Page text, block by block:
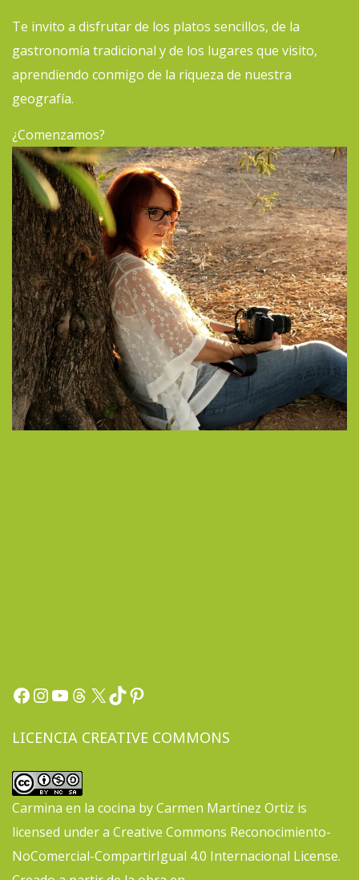
Te invito a disfrutar de los platos sencillos, de la
gastronomía tradicional y de los lugares que visito,
aprendiendo conmigo de la riqueza de nuestra
geografía.
¿Comenzamos?
Facebook
Instagram
YouTube
Threads
X TikTok
Pinterest
LICENCIA CREATIVE COMMONS
Carmina en la cocina byCarmen Martínez Ortiz is
licensed under a Creative Commons Reconocimiento-
NoComercial-CompartirIgual 4.0 Internacional License.